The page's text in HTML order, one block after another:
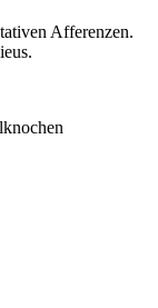
Afferenzen.